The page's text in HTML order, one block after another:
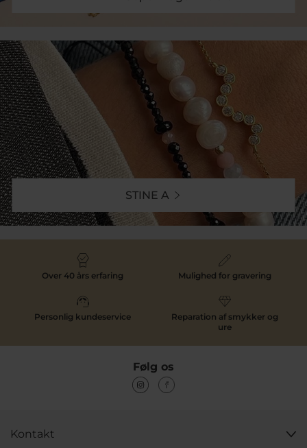
STINE A
Over 40 års erfaring Mulighed for gravering
Personlig kundeservice
Reparation af smykker og
ure
Følg os
Kontakt